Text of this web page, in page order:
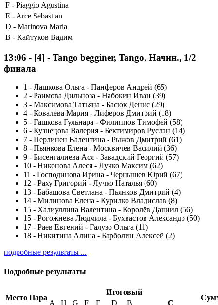
F - Piaggio Agustina
E - Arce Sebastian
D - Marinova Maria
B - Кайтуков Вадим
13:06 - [4] - Tango begginer, Tango, Начин., 1/2
финала
1 - Лашкова Ольга - Панферов Андрей (65)
2 - Раимова Дильноза - Набокин Иван (39)
3 - Максимова Татьяна - Басюк Денис (29)
4 - Ковалева Мария - Лиферов Дмитрий (18)
5 - Гашкова Гульнара - Филиппов Тимофей (58)
6 - Кузнецова Валерия - Бектимиров Руслан (14)
7 - Перлинен Валентина - Рыжов Дмитрий (61)
8 - Пьянкова Елена - Москвичев Василий (36)
9 - Бисенгалиева Ася - Завадский Георгий (57)
10 - Никонова Алеся - Лучко Максим (62)
11 - Господинова Ирина - Чернышев Юрий (67)
12 - Раху Григорий - Лучко Наталья (60)
13 - Бабашова Светлана - Пьянков Дмитрий (4)
14 - Милинова Елена - Курилко Владислав (8)
15 - Халиуллина Валентина - Королёв Даниил (56)
15 - Рогожнева Людмила - Бухвастов Александр (50)
17 - Раев Евгений - Галузо Ольга (11)
18 - Никитина Алина - Барболин Алексей (2)
подробные результаты ...
Подробные результаты
Место Пара
Итоговый
A H G F E D B
С